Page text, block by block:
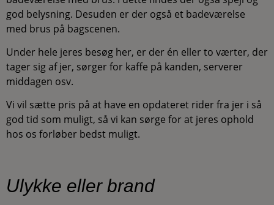
god belysning. Desuden er der også et badeværelse
med brus på bagscenen.
Under hele jeres besøg her, er der én eller to værter, der
tager sig af jer, sørger for kaffe på kanden, serverer
middagen osv.
Vi vil sætte pris på at have en opdateret rider fra jer i så
god tid som muligt, så vi kan sørge for at jeres ophold
hos os forløber bedst muligt.
Ulykke eller brand